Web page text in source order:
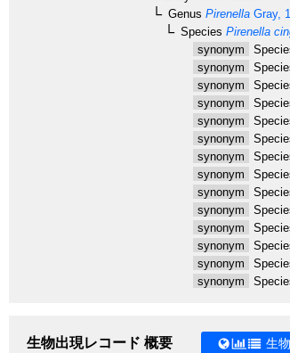
Genus Pirenella Gray,
Species Pirenella
synonym
synonym
synonym
synonym
synonym
synonym
synonym
synonym
synonym
synonym
synonym
synonym
synonym
synonym
生物出現レコード 概要 生